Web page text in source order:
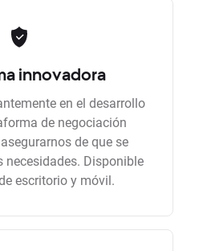
innovadora
en el desarrollo
de negociación
de que se
necesidades. Disponible
escritorio y móvil.